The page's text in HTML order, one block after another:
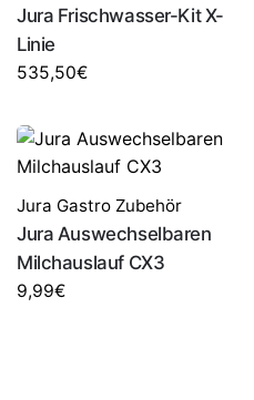
Jura Frischwasser-Kit X-
Linie
535,50€
Jura Gastro Zubehör
Jura Auswechselbaren
Milchauslauf CX3
9,99€